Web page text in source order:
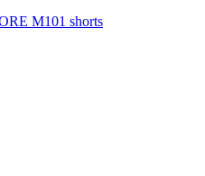
M101 shorts